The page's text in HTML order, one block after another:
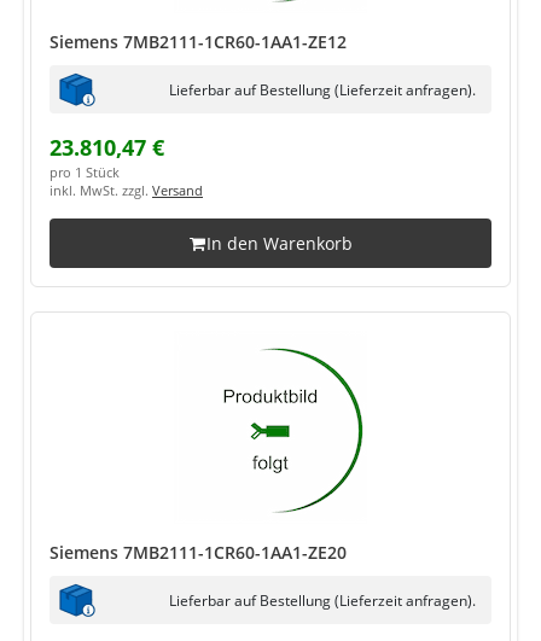
Siemens 7MB2111-1CR60-1AA1-ZE12
Lieferbar auf Bestellung (Lieferzeit anfragen).
23.810,47 €
pro 1 Stück
inkl. MwSt. zzgl. Versand
In den Warenkorb
Siemens 7MB2111-1CR60-1AA1-ZE20
Lieferbar auf Bestellung (Lieferzeit anfragen).